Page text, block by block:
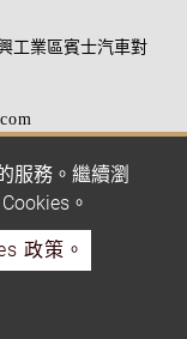
服務。繼續瀏
。
政策。
工業區賓士汽車對